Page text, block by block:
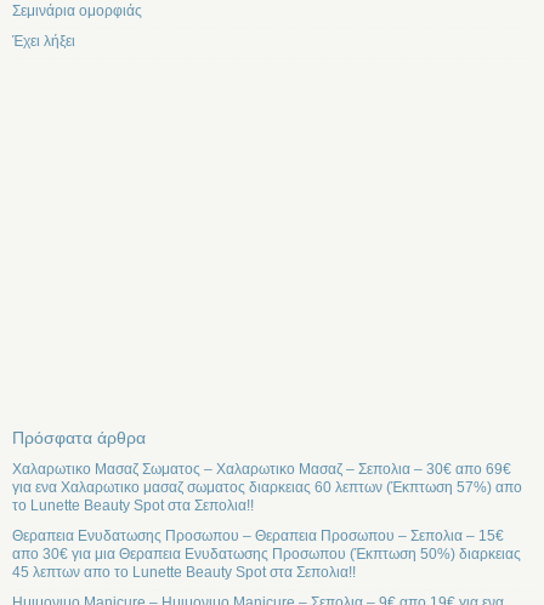
Σεμινάρια ομορφιάς
Έχει λήξει
Πρόσφατα άρθρα
Χαλαρωτικο Μασαζ Σωματος – Χαλαρωτικο Μασαζ – Σεπολια – 30€ απο 69€
για ενα Χαλαρωτικο μασαζ σωματος διαρκειας 60 λεπτων (Έκπτωση 57%) απο
το Lunette Beauty Spot στα Σεπολια!!
Θεραπεια Ενυδατωσης Προσωπου – Θεραπεια Προσωπου – Σεπολια – 15€
απο 30€ για μια Θεραπεια Ενυδατωσης Προσωπου (Έκπτωση 50%) διαρκειας
45 λεπτων απο το Lunette Beauty Spot στα Σεπολια!!